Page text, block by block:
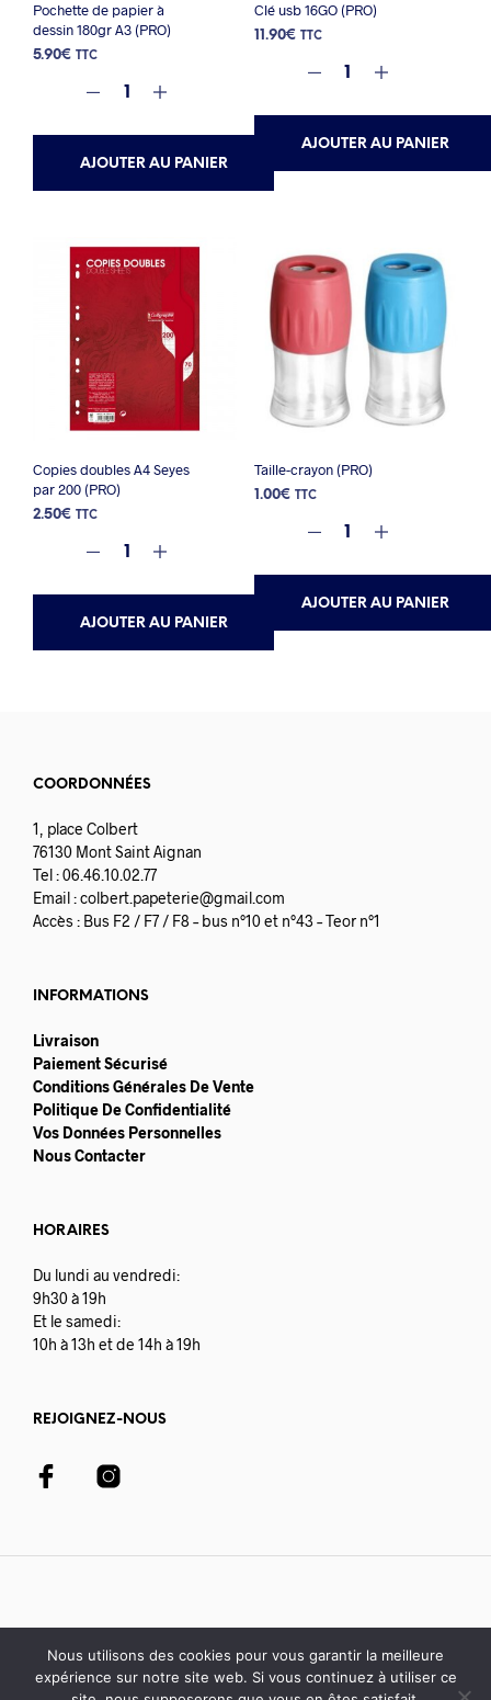
Pochette de papier à
dessin 180gr A3 (PRO)
5.90€ TTC
AJOUTER AU PANIER
Clé usb 16GO (PRO)
11.90€ TTC
AJOUTER AU PANIER
Copies doubles A4 Seyes
par 200 (PRO)
2.50€ TTC
AJOUTER AU PANIER
Taille-crayon (PRO)
1.00€ TTC
AJOUTER AU PANIER
COORDONNÉES
1, place Colbert
76130 Mont Saint Aignan
Tel : 06.46.10.02.77
Email :colbert.papeterie@gmail.com
Accès : Bus F2 / F7 / F8 – bus n°10 et n°43 – Teor n°1
INFORMATIONS
Livraison
Paiement Sécurisé
Conditions Générales De Vente
Politique De Confidentialité
Vos Données Personnelles
Nous Contacter
HORAIRES
Du lundi au vendredi:
9h30 à 19h
Et le samedi:
10h à 13h et de 14h à 19h
REJOIGNEZ-NOUS
© 2020-21 Librairie Colbert | développé avec parDigisoft
Nous utilisons des cookies pour vous garantir la meilleure
expérience sur notre site web. Si vous continuez à utiliser ce